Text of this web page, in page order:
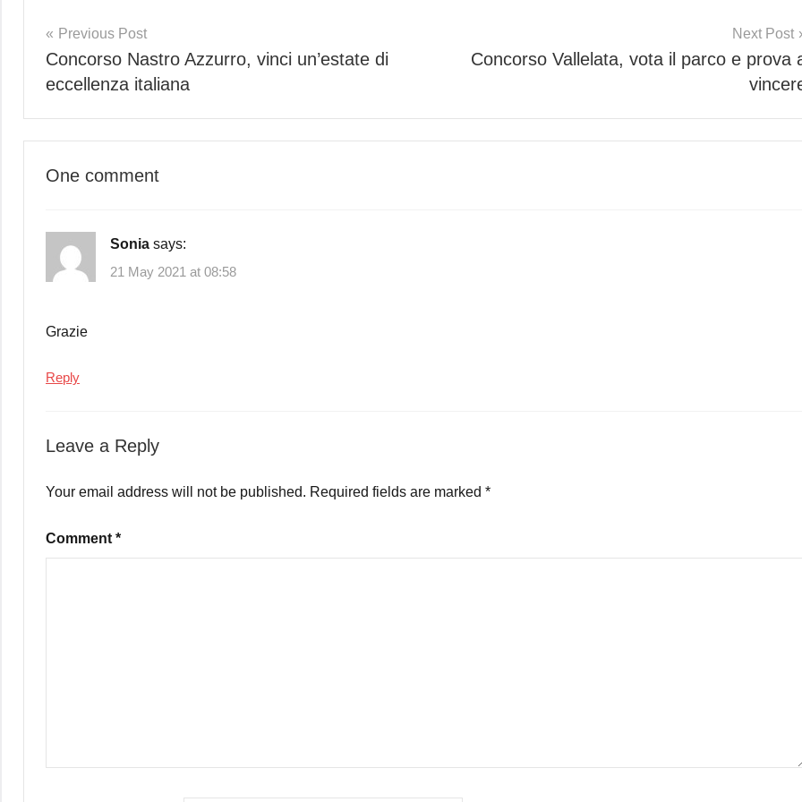
Post
navigation
Previous Post
Concorso Nastro Azzurro, vinci un’estate di
eccellenza italiana
Next Post
Concorso Vallelata, vota il parco e prova
One comment
Sonia says:
21 May 2021 at 08:58
Grazie
Reply
Leave a Reply
Your email address will not be published. Required fields are marked *
Comment *